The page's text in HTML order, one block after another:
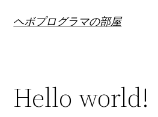
ヘボプログラマの部屋
Hello world!